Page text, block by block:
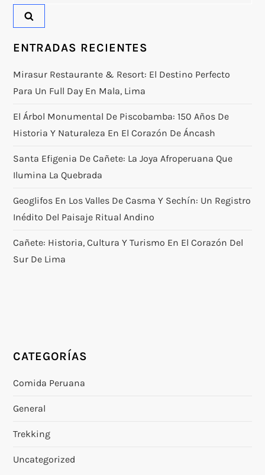
ENTRADAS RECIENTES
Mirasur Restaurante & Resort: El Destino Perfecto
Para Un Full Day En Mala, Lima
El Árbol Monumental De Piscobamba: 150 Años De
Historia Y Naturaleza En El Corazón De Áncash
Santa Efigenia De Cañete: La Joya Afroperuana Que
Ilumina La Quebrada
Geoglifos En Los Valles De Casma Y Sechín: Un Registro
Inédito Del Paisaje Ritual Andino
Cañete: Historia, Cultura Y Turismo En El Corazón Del
Sur De Lima
CATEGORÍAS
Comida Peruana
General
Trekking
Uncategorized